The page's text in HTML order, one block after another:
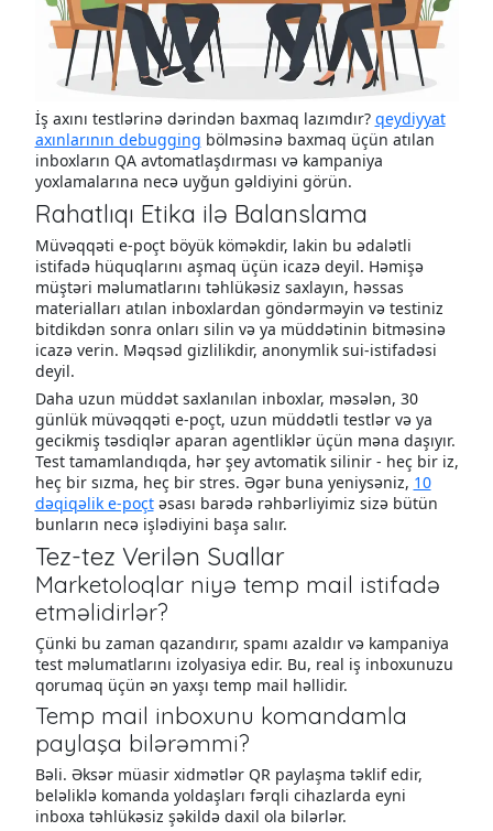
İş axını testlərinə dərindən baxmaq lazımdır? qeydiyyat
axınlarının debugging bölməsinə baxmaq üçün atılan
inboxların QA avtomatlaşdırması və kampaniya
yoxlamalarına necə uyğun gəldiyini görün.
Rahatlıqı Etika ilə Balanslama
Müvəqqəti e-poçt böyük köməkdir, lakin bu ədalətli
istifadə hüquqlarını aşmaq üçün icazə deyil. Həmişə
müştəri məlumatlarını təhlükəsiz saxlayın, həssas
materialları atılan inboxlardan göndərməyin və testiniz
bitdikdən sonra onları silin və ya müddətinin bitməsinə
icazə verin. Məqsəd gizlilikdir, anonymlik sui-istifadəsi
deyil.
Daha uzun müddət saxlanılan inboxlar, məsələn, 30
günlük müvəqqəti e-poçt, uzun müddətli testlər və ya
gecikmiş təsdiqlər aparan agentliklər üçün məna daşıyır.
Test tamamlandıqda, hər şey avtomatik silinir - heç bir iz,
heç bir sızma, heç bir stres. Əgər buna yeniysəniz, 10
dəqiqəlik e-poçtəsası barədə rəhbərliyimiz sizə bütün
bunların necə işlədiyini başa salır.
Tez-tez Verilən Suallar
Marketoloqlar niyə temp mail istifadə
etməlidirlər?
Çünki bu zaman qazandırır, spamı azaldır və kampaniya
test məlumatlarını izolyasiya edir. Bu, real iş inboxunuzu
qorumaq üçün ən yaxşı temp mail həllidir.
Temp mail inboxunu komandamla
paylaşa bilərəmmi?
Bəli. Əksər müasir xidmətlər QR paylaşma təklif edir,
beləliklə komanda yoldaşları fərqli cihazlarda eyni
inboxa təhlükəsiz şəkildə daxil ola bilərlər.